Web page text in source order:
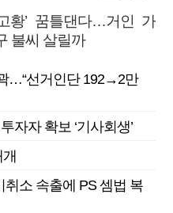
황’ 꿈틀댄다…거인 가
불씨 살릴까
…“선거인단 192→2만
자자 확보 ‘기사회생’
소 속출에 PS 셈법 복